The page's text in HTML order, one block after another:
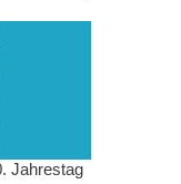
Jahrestag